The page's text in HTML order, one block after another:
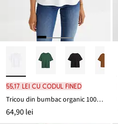
55,17 lei cu codul FINED
Tricou din bumbac organic 100%, gros
64,90 lei